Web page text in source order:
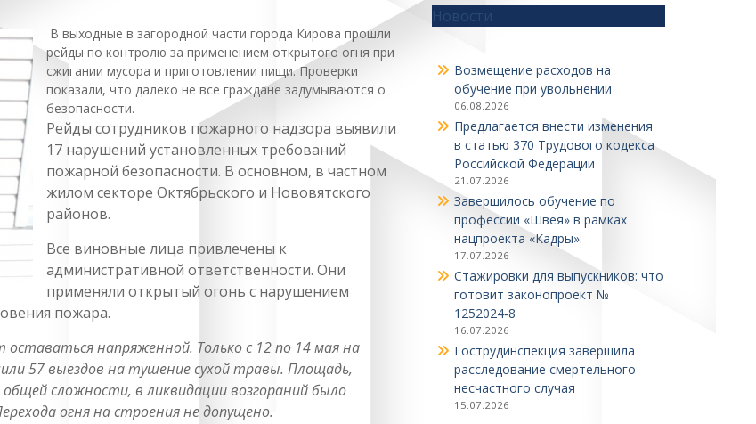
В выходные в загородной части города Кирова прошли
рейды по контролю за применением открытого огня при
сжигании мусора и приготовлении пищи. Проверки
показали, что далеко не все граждане задумываются о
безопасности.
Рейды сотрудников пожарного надзора выявили
17 нарушений установленных требований
пожарной безопасности. В основном, в частном
жилом секторе Октябрьского и Нововятского
районов.
Все виновные лица привлечены к
административной ответственности. Они
применяли открытый огонь с нарушением
пожара.
напряженной. Только с 12 по 14 мая на
57 выездов на тушение сухой травы. Площадь,
сложности, в ликвидации возгораний было
огня на строения не допущено.
Новости
Возмещение расходов на
обучение при увольнении
06.08.2026
Предлагается внести изменения
в статью 370 Трудового кодекса
Российской Федерации
21.07.2026
Завершилось обучение по
профессии «Швея» в рамках
нацпроекта «Кадры»:
17.07.2026
Стажировки для выпускников: что
готовит законопроект №
1252024‑8
16.07.2026
Гострудинспекция завершила
расследование смертельного
несчастного случая
15.07.2026